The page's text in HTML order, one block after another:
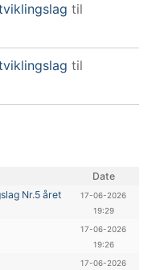
til
til
Date
Nr.5 året
17-06-2026
19:29
17-06-2026
19:26
17-06-2026